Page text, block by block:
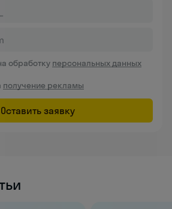
обработку персональных данных
получение рекламы
Оставить заявку